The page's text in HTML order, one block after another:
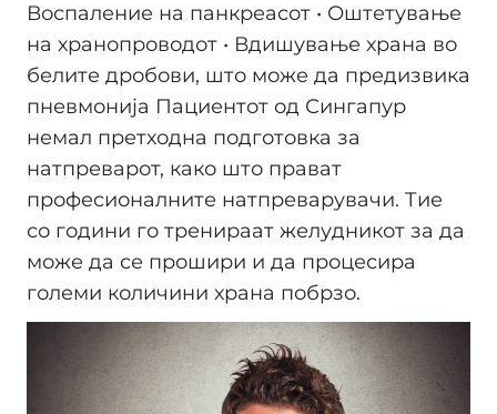
Воспаление на панкреасот • Оштетување
на хранопроводот • Вдишување храна во
белите дробови, што може да предизвика
пневмонија Пациентот од Сингапур
немал претходна подготовка за
натпреварот, како што прават
професионалните натпреварувачи. Тие
со години го тренираат желудникот за да
може да се прошири и да процесира
големи количини храна побрзо.